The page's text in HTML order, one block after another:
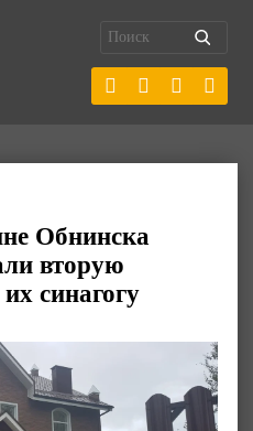
Обнинска
вторую
синагогу